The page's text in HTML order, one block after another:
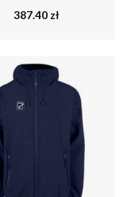
387.40 zł